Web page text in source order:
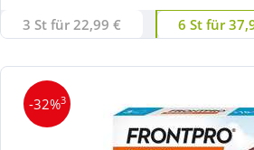
3 St für 22,99 € 6 St für
-32%3